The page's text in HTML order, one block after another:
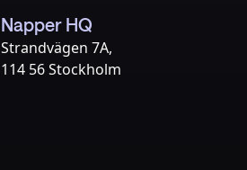
Napper HQ
Strandvägen 7A,
114 56 Stockholm